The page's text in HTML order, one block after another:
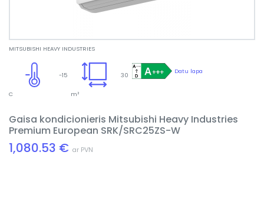
MITSUBISHI HEAVY INDUSTRIES
Datu lapa
30
m²
-15
C
Gaisa kondicionieris Mitsubishi Heavy Industries
Premium European SRK/SRC25ZS-W
1,080.53 € ar PVN